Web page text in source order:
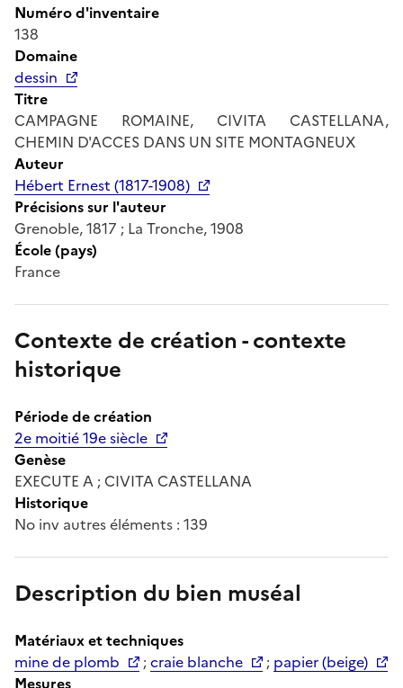
Numéro d'inventaire
138
Domaine
dessin
Titre
CAMPAGNE ROMAINE, CIVITA CASTELLANA,
CHEMIN D'ACCES DANS UN SITE MONTAGNEUX
Auteur
Hébert Ernest (1817-1908)
Précisions sur l'auteur
Grenoble, 1817 ; La Tronche, 1908
École (pays)
France
Contexte de création - contexte
historique
Période de création
2e moitié 19e siècle
Genèse
EXECUTE A ; CIVITA CASTELLANA
Historique
No inv autres éléments : 139
Description du bien muséal
Matériaux et techniques
mine de plomb
;craie blanche ; papier (beige)
Mesures